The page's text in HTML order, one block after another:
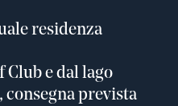
residenza
Club e dal lago
prevista